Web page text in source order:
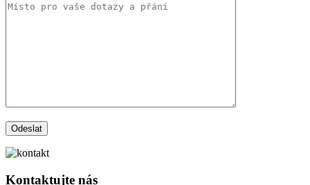
Kontaktujte nás